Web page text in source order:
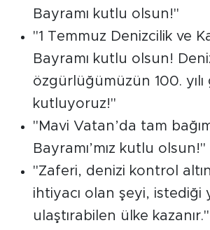
Bayramı kutlu olsun!"
"1 Temmuz Denizcilik ve
Bayramı kutlu olsun!
özgürlüğümüzün 100.
kutluyoruz!"
"Mavi Vatan’da tam
Bayramı’mız kutlu olsun!"
"Zaferi, denizi kontrol
ihtiyacı olan şeyi, istediği
ulaştırabilen ülke